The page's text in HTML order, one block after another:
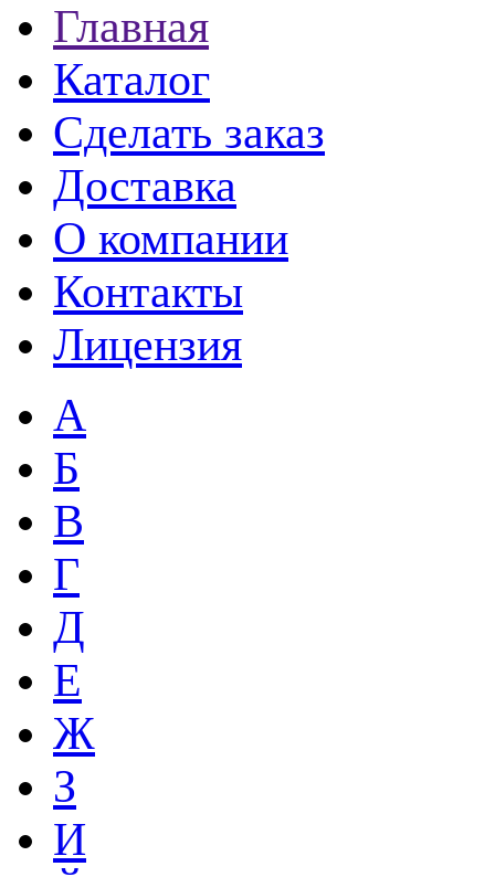
Главная
Каталог
Сделать заказ
Доставка
О компании
Контакты
Лицензия
А
Б
В
Г
Д
Е
Ж
З
И